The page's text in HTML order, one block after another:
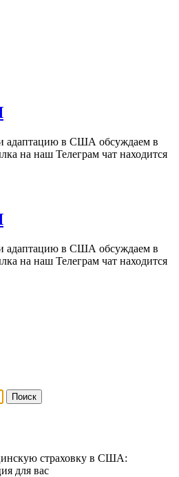
адаптацию в США обсуждаем в
на наш Телеграм чат находится
адаптацию в США обсуждаем в
на наш Телеграм чат находится
страховку в США:
для вас